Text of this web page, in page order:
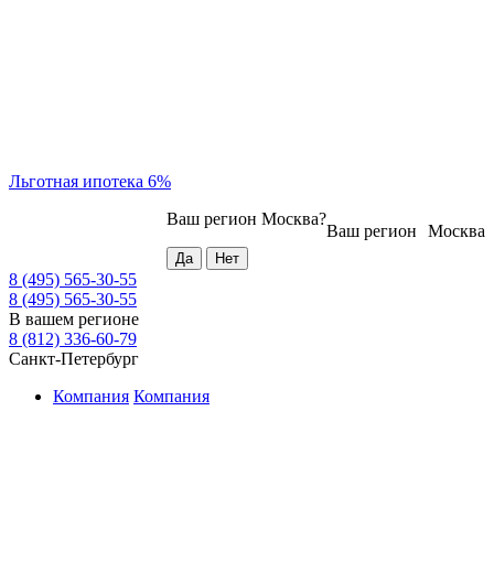
Льготная ипотека 6%
Москва
Ваш регион
Ваш регион Москва?
8 (495) 565-30-55
8 (495) 565-30-55
В вашем регионе
8 (812) 336-60-79
Санкт-Петербург
Компания Компания